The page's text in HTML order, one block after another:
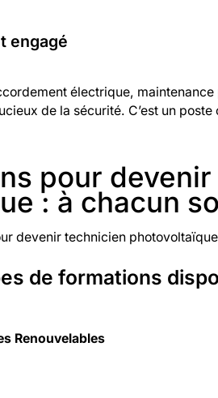
engagé
électrique,
de la sécurité. C’est un
pour
: à chacun
devenir technicien
de formations
Renouvelables